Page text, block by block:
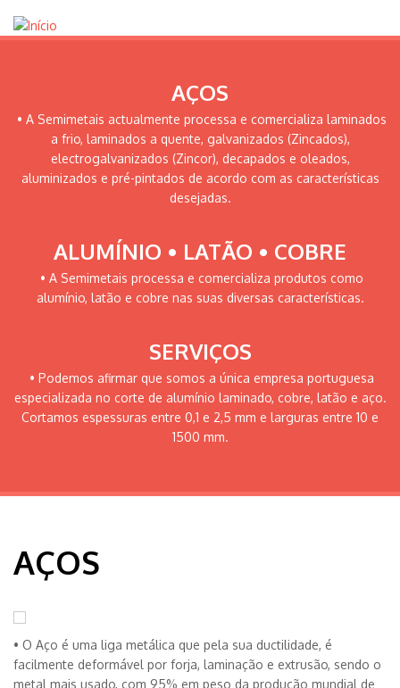
AÇOS
• A Semimetais actualmente processa e comercializa laminados
a frio, laminados a quente, galvanizados (Zincados),
electrogalvanizados (Zincor), decapados e oleados,
aluminizados e pré-pintados de acordo com as características
desejadas.
ALUMÍNIO • LATÃO • COBRE
• A Semimetais processa e comercializa produtos como
alumínio, latão e cobre nas suas diversas características.
SERVIÇOS
• Podemos afirmar que somos a única empresa portuguesa
especializada no corte de alumínio laminado, cobre, latão e aço.
Cortamos espessuras entre 0,1 e 2,5 mm e larguras entre 10 e
1500 mm.
AÇOS
• O Aço é uma liga metálica que pela sua ductilidade, é
facilmente deformável por forja, laminação e extrusão, sendo o
metal mais usado, com 95% em peso da produção mundial de